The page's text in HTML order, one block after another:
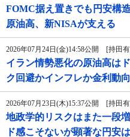
FOMC据え置きでも円安構
原油高、新NISAが支える
2026年07月24日(金)14:58公開 [持田
イラン情勢悪化の原油高は
ク回避かインフレか金利動
2026年07月23日(木)15:37公開 [持田
地政学的リスクはまた一段
ド感こそないが顕著な円安